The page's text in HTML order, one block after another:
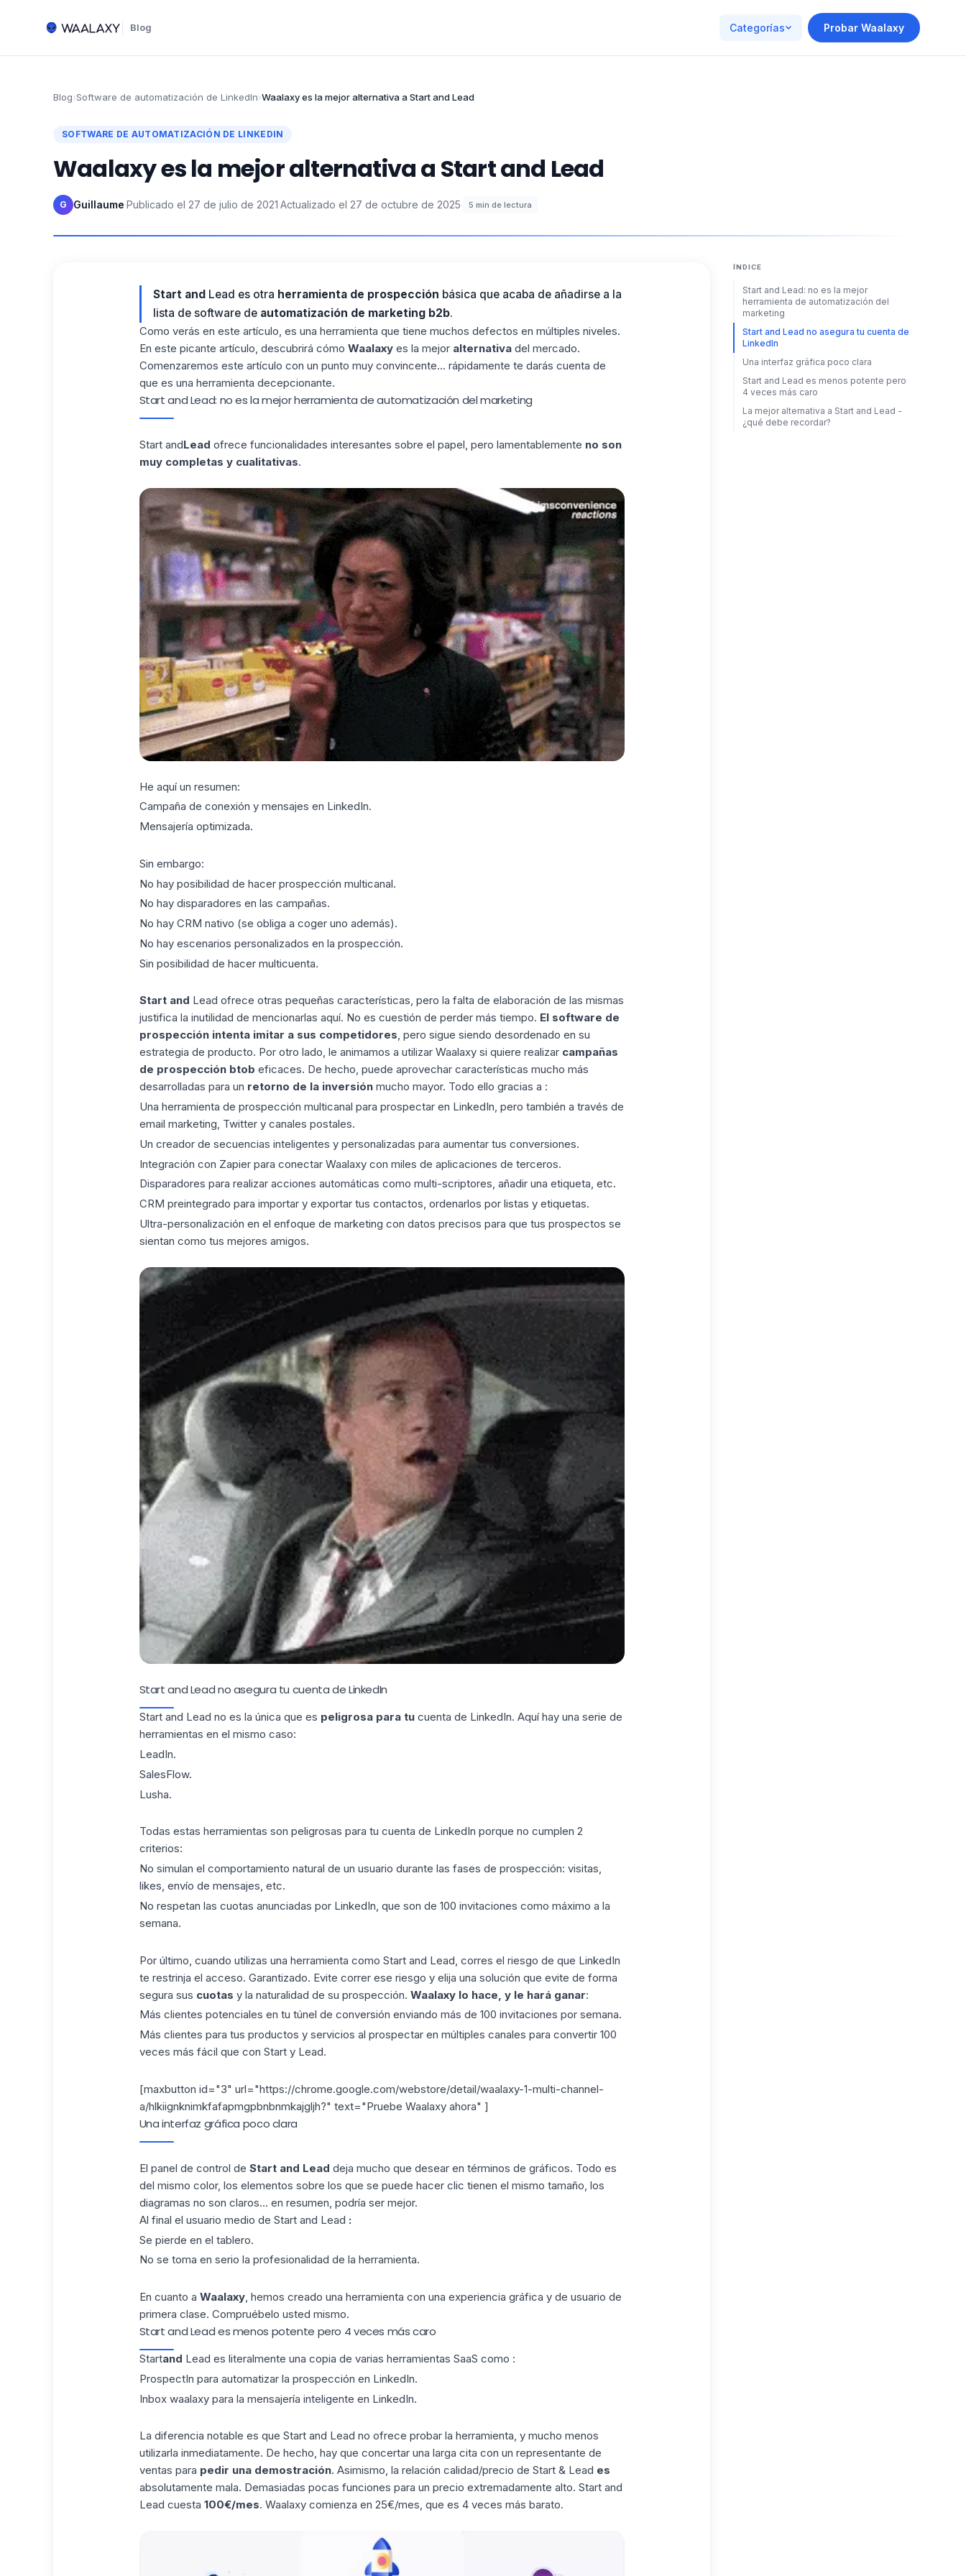
Blog Categorías Probar Waalaxy
Blog›Software de automatización de LinkedIn›Waalaxy es la mejor alternativa a Start and Lead
SOFTWARE DE AUTOMATIZACIÓN DE LINKEDIN
Waalaxy es la mejor alternativa a Start and Lead
G Guillaume·Publicado el 27 de julio de 2021·Actualizado el 27 de octubre de 2025· 5 min de lectura
Start andLead es otra herramienta de prospección básica que acaba de añadirse a la
lista de software de automatización de marketing b2b.
Como verás en este artículo, es una herramienta que tiene muchos defectos en múltiples niveles.
En este picante artículo, descubrirá cómo Waalaxyes la mejor alternativadel mercado.
Comenzaremos este artículo con un punto muy convincente... rápidamente te darás cuenta de
que es una herramienta decepcionante.
Start and Lead: no es la mejor herramienta de automatización del marketing
Start andLead ofrece funcionalidades interesantes sobre el papel, pero lamentablemente no son
muy completas y cualitativas.
He aquí un resumen:
Campaña de conexión y mensajes en LinkedIn.
Mensajería optimizada.
Sin embargo:
No hay posibilidad de hacer prospección multicanal.
No hay disparadores en las campañas.
No hay CRM nativo (se obliga a coger uno además).
No hay escenarios personalizados en la prospección.
Sin posibilidad de hacer multicuenta.
Start and Lead ofrece otras pequeñas características, pero la falta de elaboración de las mismas
justifica la inutilidad de mencionarlas aquí. No es cuestión de perder más tiempo. El software de
prospección intenta imitar a sus competidores, pero sigue siendo desordenado en su
estrategia de producto. Por otro lado, le animamos a utilizar Waalaxy si quiere realizar campañas
de prospección btob eficaces. De hecho, puede aprovechar características mucho más
desarrolladas para un retorno de la inversiónmucho mayor. Todo ello gracias a :
Una herramienta de prospección multicanal para prospectar en LinkedIn, pero también a través de
email marketing, Twitter y canales postales.
Un creador de secuencias inteligentes y personalizadas para aumentar tus conversiones.
Integración con Zapier para conectar Waalaxy con miles de aplicaciones de terceros.
Disparadores para realizar acciones automáticas como multi-scriptores, añadir una etiqueta, etc.
CRM preintegrado para importar y exportar tus contactos, ordenarlos por listas y etiquetas.
Ultra-personalización en el enfoque de marketing con datos precisos para que tus prospectos se
sientan como tus mejores amigos.
Start and Lead no asegura tu cuenta de LinkedIn
Start and Lead no es la única que es peligrosa para tucuenta de LinkedIn. Aquí hay una serie de
herramientas en el mismo caso:
LeadIn.
SalesFlow.
Lusha.
Todas estas herramientas son peligrosas para tu cuenta de LinkedIn porque no cumplen 2
criterios:
No simulan el comportamiento natural de un usuario durante las fases de prospección: visitas,
likes, envío de mensajes, etc.
No respetan las cuotas anunciadas por LinkedIn, que son de 100 invitaciones como máximo a la
semana.
Por último, cuando utilizas una herramienta como Start and Lead, corres el riesgo de que LinkedIn
te restrinja el acceso. Garantizado. Evite correr ese riesgo y elija una solución que evite de forma
segura sus cuotas y la naturalidad de su prospección. Waalaxy lo hace, y le hará ganar:
Más clientes potenciales en tu túnel de conversión enviando más de 100 invitaciones por semana.
Más clientes para tus productos y servicios al prospectar en múltiples canales para convertir 100
veces más fácil que con Start y Lead.
[maxbutton id="3" url="https://chrome.google.com/webstore/detail/waalaxy-1-multi-channel-
a/hlkiignknimkfafapmgpbnbnmkajgljh?" text="Pruebe Waalaxy ahora" ]
Una interfaz gráfica poco clara
El panel de control de Start and Lead deja mucho que desear en términos de gráficos. Todo es
del mismo color, los elementos sobre los que se puede hacer clic tienen el mismo tamaño, los
diagramas no son claros... en resumen, podría ser mejor.
Al final el usuario medio de Start and Lead :
Se pierde en el tablero.
No se toma en serio la profesionalidad de la herramienta.
En cuanto a Waalaxy, hemos creado una herramienta con una experiencia gráfica y de usuario de
primera clase. Compruébelo usted mismo.
Start and Lead es menos potente pero 4 veces más caro
Startand Lead es literalmente una copia de varias herramientas SaaS como :
ProspectIn para automatizar la prospección en LinkedIn.
Inbox waalaxypara la mensajería inteligente en LinkedIn.
La diferencia notable es que Start and Lead no ofrece probar la herramienta, y mucho menos
utilizarla inmediatamente. De hecho, hay que concertar una larga cita con un representante de
ventas para pedir una demostración. Asimismo, la relación calidad/precio de Start & Lead es
absolutamente mala. Demasiadas pocas funciones para un precio extremadamente alto. Start and
Lead cuesta 100€/mes. Waalaxy comienza en 25€/mes, que es 4 veces más barato.
ÍNDICE
Start and Lead: no es la mejor
herramienta de automatización del
marketing
Start and Lead no asegura tu cuenta de
LinkedIn
Una interfaz gráfica poco clara
Start and Lead es menos potente pero
4 veces más caro
La mejor alternativa a Start and Lead -
¿qué debe recordar?